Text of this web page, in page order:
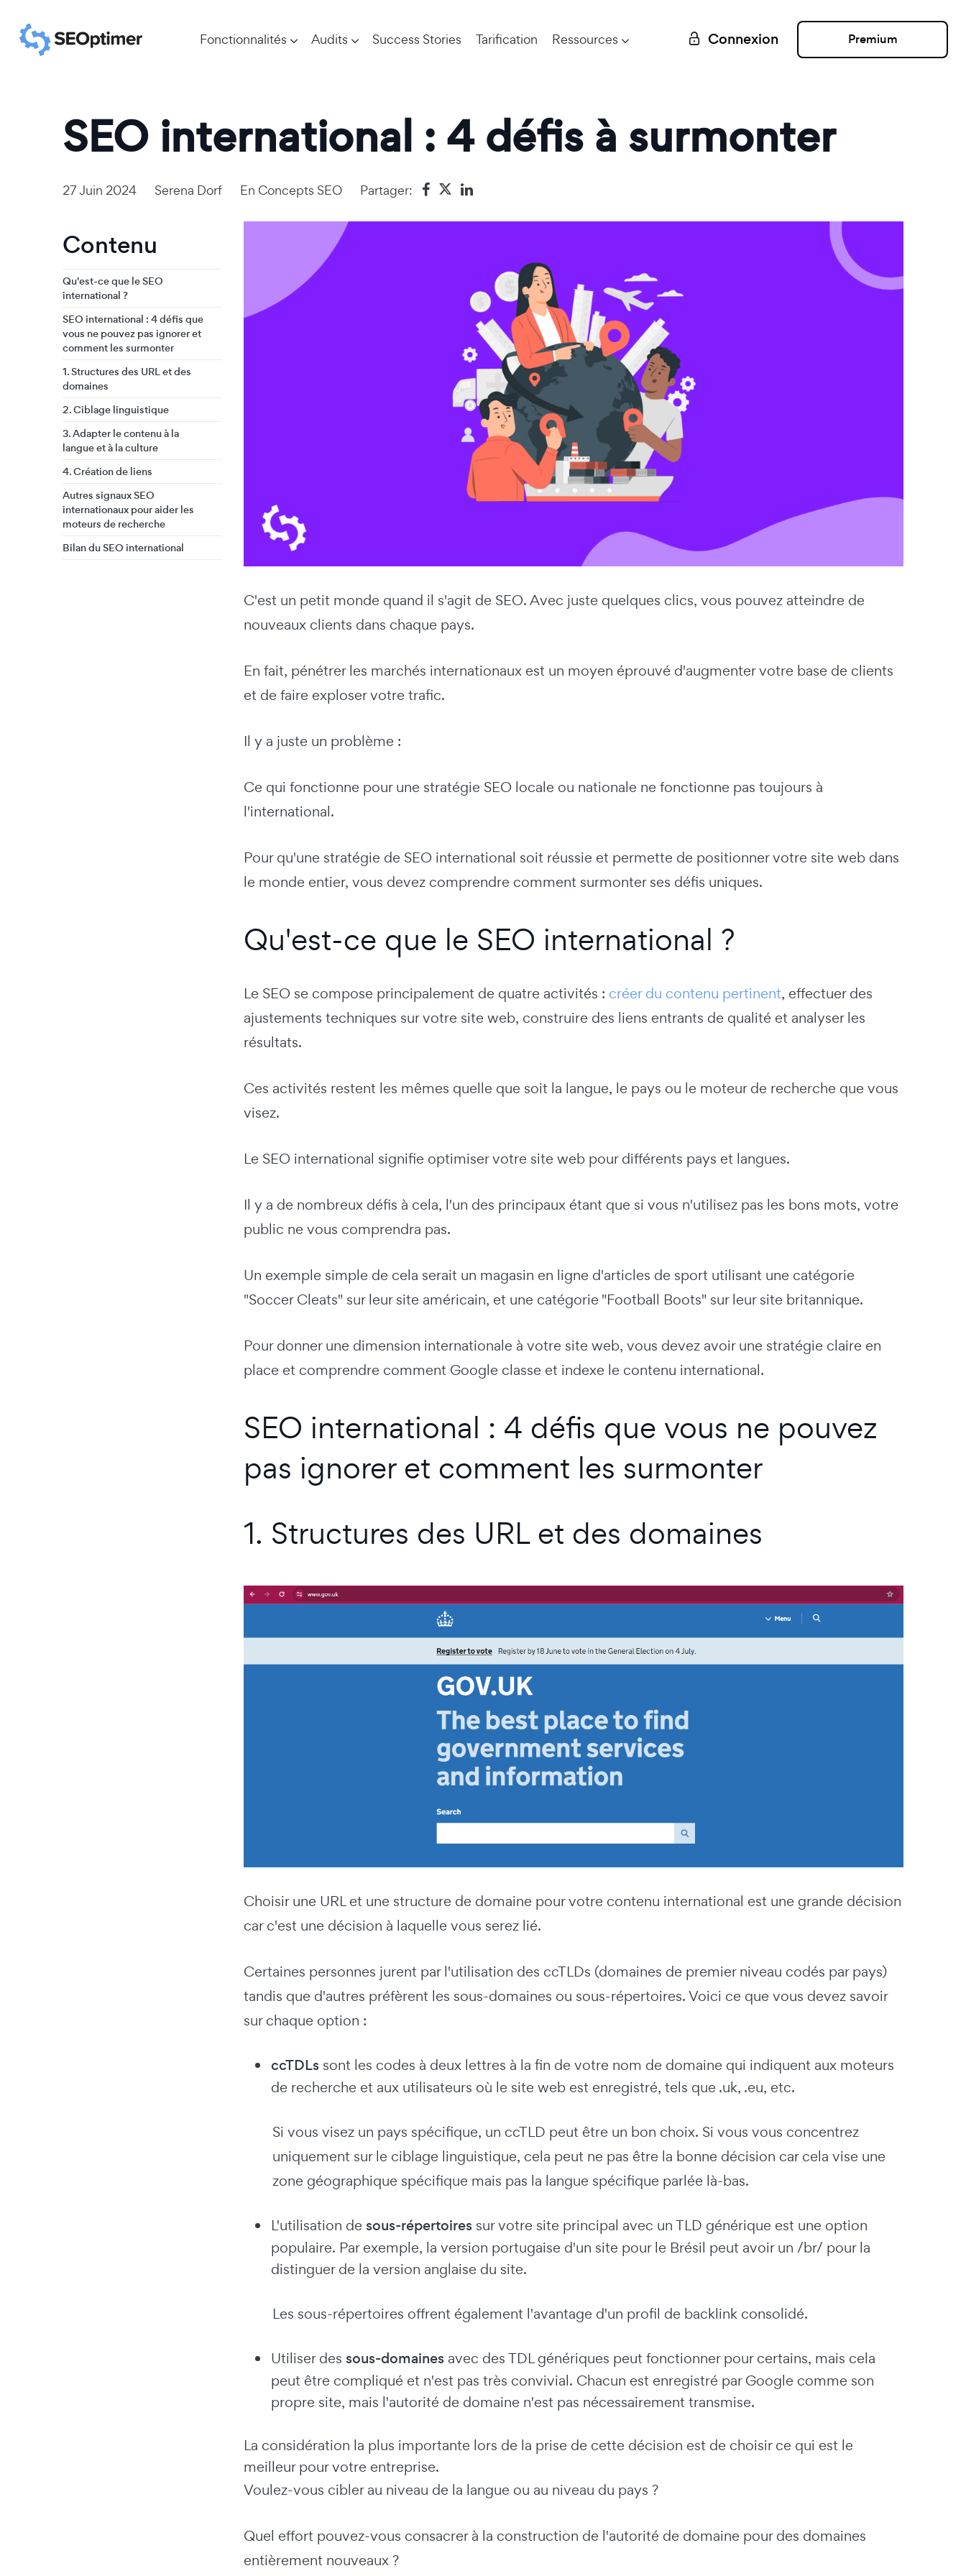
Fonctionnalités Audits Success Stories Tarification Ressources Connexion Premium
SEO international : 4 défis à surmonter
27 Juin 2024 Serena Dorf En Concepts SEO Partager:
Contenu
Qu'est-ce que le SEO
international ?
SEO international : 4 défis que
vous ne pouvez pas ignorer et
comment les surmonter
1. Structures des URL et des
domaines
2. Ciblage linguistique
3. Adapter le contenu à la
langue et à la culture
4. Création de liens
Autres signaux SEO
internationaux pour aider les
moteurs de recherche
Bilan du SEO international
C'est un petit monde quand il s'agit de SEO. Avec juste quelques clics, vous pouvez atteindre de
nouveaux clients dans chaque pays.
En fait, pénétrer les marchés internationaux est un moyen éprouvé d'augmenter votre base de clients
et de faire exploser votre trafic.
Il y a juste un problème :
Ce qui fonctionne pour une stratégie SEO locale ou nationale ne fonctionne pas toujours à
l'international.
Pour qu'une stratégie de SEO international soit réussie et permette de positionner votre site web dans
le monde entier, vous devez comprendre comment surmonter ses défis uniques.
Qu'est-ce que le SEO international ?
Le SEO se compose principalement de quatre activités : créer du contenu pertinent, effectuer des
ajustements techniques sur votre site web, construire des liens entrants de qualité et analyser les
résultats.
Ces activités restent les mêmes quelle que soit la langue, le pays ou le moteur de recherche que vous
visez.
Le SEO international signifie optimiser votre site web pour différents pays et langues.
Il y a de nombreux défis à cela, l'un des principaux étant que si vous n'utilisez pas les bons mots, votre
public ne vous comprendra pas.
Un exemple simple de cela serait un magasin en ligne d'articles de sport utilisant une catégorie
"Soccer Cleats" sur leur site américain, et une catégorie "Football Boots" sur leur site britannique.
Pour donner une dimension internationale à votre site web, vous devez avoir une stratégie claire en
place et comprendre comment Google classe et indexe le contenu international.
SEO international : 4 défis que vous ne pouvez
pas ignorer et comment les surmonter
1. Structures des URL et des domaines
Choisir une URL et une structure de domaine pour votre contenu international est une grande décision
car c'est une décision à laquelle vous serez lié.
Certaines personnes jurent par l'utilisation des ccTLDs (domaines de premier niveau codés par pays)
tandis que d'autres préfèrent les sous-domaines ou sous-répertoires. Voici ce que vous devez savoir
sur chaque option :
ccTDLs sont les codes à deux lettres à la fin de votre nom de domaine qui indiquent aux moteurs
de recherche et aux utilisateurs où le site web est enregistré, tels que .uk, .eu, etc.
Si vous visez un pays spécifique, un ccTLD peut être un bon choix. Si vous vous concentrez
uniquement sur le ciblage linguistique, cela peut ne pas être la bonne décision car cela vise une
zone géographique spécifique mais pas la langue spécifique parlée là-bas.
L'utilisation de sous-répertoires sur votre site principal avec un TLD générique est une option
populaire. Par exemple, la version portugaise d'un site pour le Brésil peut avoir un /br/ pour la
distinguer de la version anglaise du site.
Les sous-répertoires offrent également l'avantage d'un profil de backlink consolidé.
Utiliser des sous-domaines avec des TDL génériques peut fonctionner pour certains, mais cela
peut être compliqué et n'est pas très convivial. Chacun est enregistré par Google comme son
propre site, mais l'autorité de domaine n'est pas nécessairement transmise.
La considération la plus importante lors de la prise de cette décision est de choisir ce qui est le
meilleur pour votre entreprise.
Voulez-vous cibler au niveau de la langue ou au niveau du pays ?
Quel effort pouvez-vous consacrer à la construction de l'autorité de domaine pour des domaines
entièrement nouveaux ?